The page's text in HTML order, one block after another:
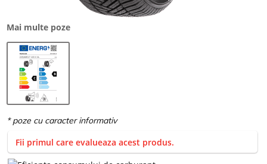
Mai multe poze
Fii primul care evalueaza acest produs.